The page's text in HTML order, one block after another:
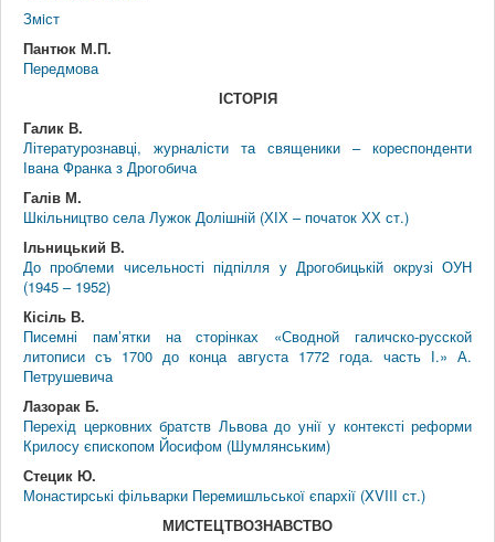
Змiст
Пантюк М.П.
Передмова
ІСТОРІЯ
Галик В.
Літературознавці, журналісти та священики – кореспонденти
Івана Франка з Дрогобича
Галів М.
Шкільництво села Лужок Долішній (ХІХ – початок ХХ ст.)
Ільницький В.
До проблеми чисельності підпілля у Дрогобицькій окрузі ОУН
(1945 – 1952)
Кісіль В.
Писемні пам’ятки на сторінках «Сводной галичско-русской
литописи съ 1700 до конца августа 1772 года. часть І.» А.
Петрушевича
Лазорак Б.
Перехід церковних братств Львова до унії у контексті реформи
Крилосу єпископом Йосифом (Шумлянським)
Стецик Ю.
Монастирські фільварки Перемишльської єпархії (XVIII ст.)
МИСТЕЦТВОЗНАВСТВО